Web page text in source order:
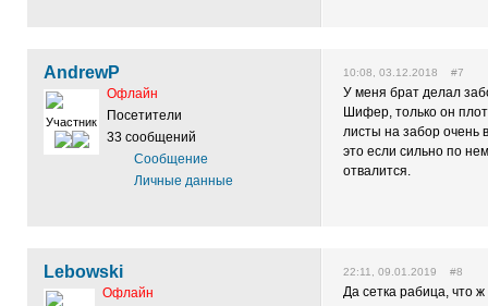
AndrewP
Участник
Офлайн
Посетители
33 сообщений
Сообщение
Личные данные
10:08, 03.12.2018 #7
У меня брат делал
Шифер, только он
листы на забор очень
это если сильно по
отвалится.
Lebowski
Офлайн
22:11, 09.01.2019 #8
Да сетка рабица, что